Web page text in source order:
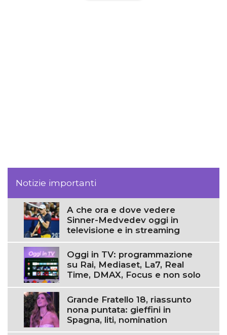
Notizie importanti
A che ora e dove vedere
Sinner-Medvedev oggi in
televisione e in streaming
Oggi in TV: programmazione
su Rai, Mediaset, La7, Real
Time, DMAX, Focus e non solo
Grande Fratello 18, riassunto
nona puntata: gieffini in
Spagna, liti, nomination